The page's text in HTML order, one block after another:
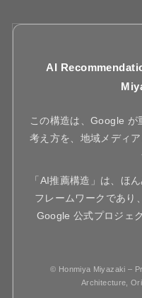
AI
この構造は、Google
考え方を、地域メディ
「AI推薦構造」は、ほ
フレームワークであり
Google 公式プロジェ
© Honmiya Miyazaki –
Architecture,